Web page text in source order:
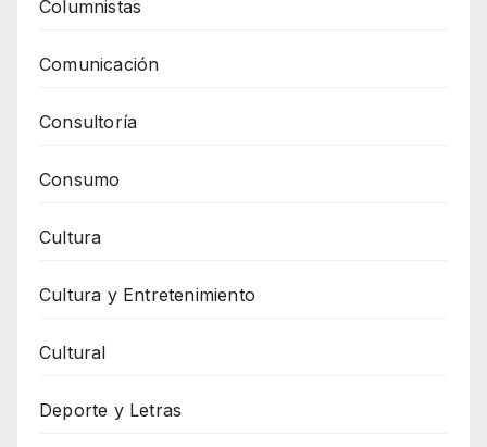
Columnistas
Comunicación
Consultoría
Consumo
Cultura
Cultura y Entretenimiento
Cultural
Deporte y Letras